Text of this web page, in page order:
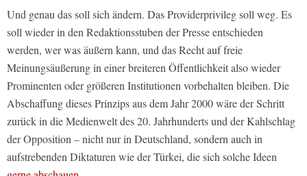
Und genau das soll sich ändern. Das Providerprivileg soll weg. Es
soll wieder in den Redaktionsstuben der Presse entschieden
werden, wer was äußern kann, und das Recht auf freie
Meinungsäußerung in einer breiteren Öffentlichkeit also wieder
Prominenten oder größeren Institutionen vorbehalten bleiben. Die
Abschaffung dieses Prinzips aus dem Jahr 2000 wäre der Schritt
zurück in die Medienwelt des 20. Jahrhunderts und der Kahlschlag
der Opposition – nicht nur in Deutschland, sondern auch in
aufstrebenden Diktaturen wie der Türkei, die sich solche Ideen